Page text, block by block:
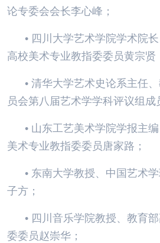
论专委会会长李心峰；
• 四川大学艺术学院学术院
高校美术专业教指委委员黄宗贤
• 清华大学艺术史论系主任
员会第八届艺术学学科评议组成
• 山东工艺美术学院学报主
美术专业教指委委员唐家路；
• 东南大学教授、中国艺术
子方；
• 四川音乐学院教授、教育
委委员赵崇华；